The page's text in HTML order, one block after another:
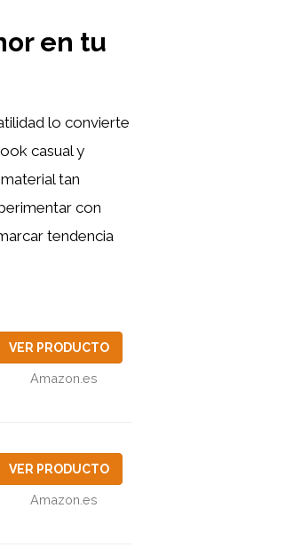
en tu
lo convierte
casual y
tan
con
tendencia
VER PRODUCTO
Amazon.es
VER PRODUCTO
Amazon.es